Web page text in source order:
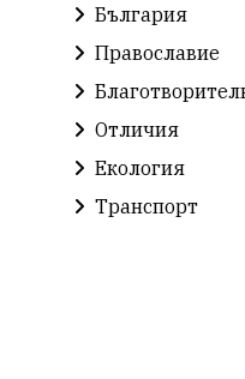
България
Православие
Отличия
Екология
Транспорт